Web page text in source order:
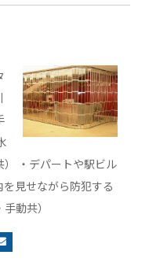
・デパートや駅ビル
見せながら防犯する
動共）